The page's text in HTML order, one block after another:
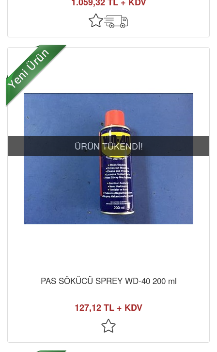
ÜRÜN TÜKENDİ!
PAS SÖKÜCÜ SPREY WD-40 200 ml
127,12 TL + KDV